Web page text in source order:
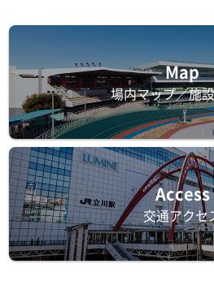
Map
場内マップ／施
Access
交通アクセ